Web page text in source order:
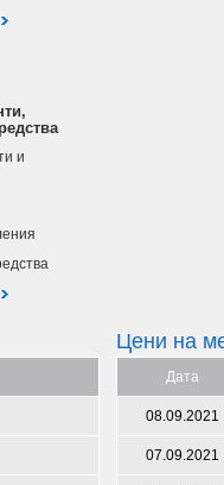
и
Цени на
Дата
08.09.2021
07.09.2021